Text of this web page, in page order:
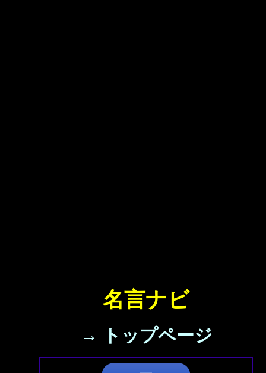
名言ナビ
→ トップページ